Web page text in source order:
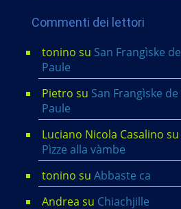
Commenti dei lettori
tonino su San Frangìske de
Paule
Pietro su San Frangìske de
Paule
Luciano Nicola Casalino su
Pìzze alla vàmbe
tonino su Abbaste ca
Andrea su Chiachjille